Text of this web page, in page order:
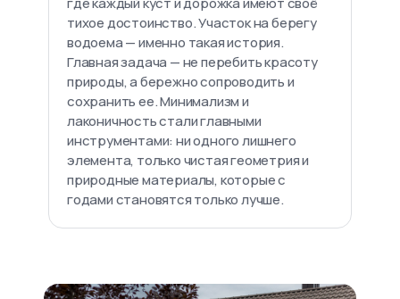
тихое достоинство. Участок на берегу
водоема — именно такая история.
Главная задача — не перебить красоту
природы, а бережно сопроводить и
сохранить ее. Минимализм и
лаконичность стали главными
инструментами: ни одного лишнего
элемента, только чистая геометрия и
природные материалы, которые с
годами становятся только лучше.